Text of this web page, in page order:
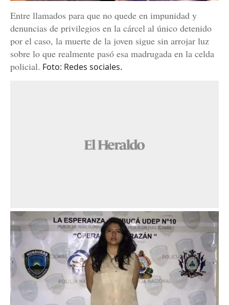
Entre llamados para que no quede en impunidad y
denuncias de privilegios en la cárcel al único detenido
por el caso, la muerte de la joven sigue sin arrojar luz
sobre lo que realmente pasó esa madrugada en la celda
policial. Foto: Redes sociales.